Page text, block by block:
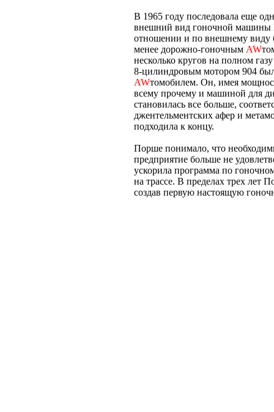
В 1965 году последовала еще
внешний вид гоночной машины
отношении и по внешнему виду
менее дорожно-гоночным AW
несколько кругов на полном
8-цилиндровым мотором 904
AWтомобилем. Он, имея
всему прочему и машиной для
становилась все больше,
джентельментских афер и
подходила к концу.
Порше понимало, что
предприятие больше не
ускорила программа по
на трассе. В пределах трех лет
создав первую настоящую